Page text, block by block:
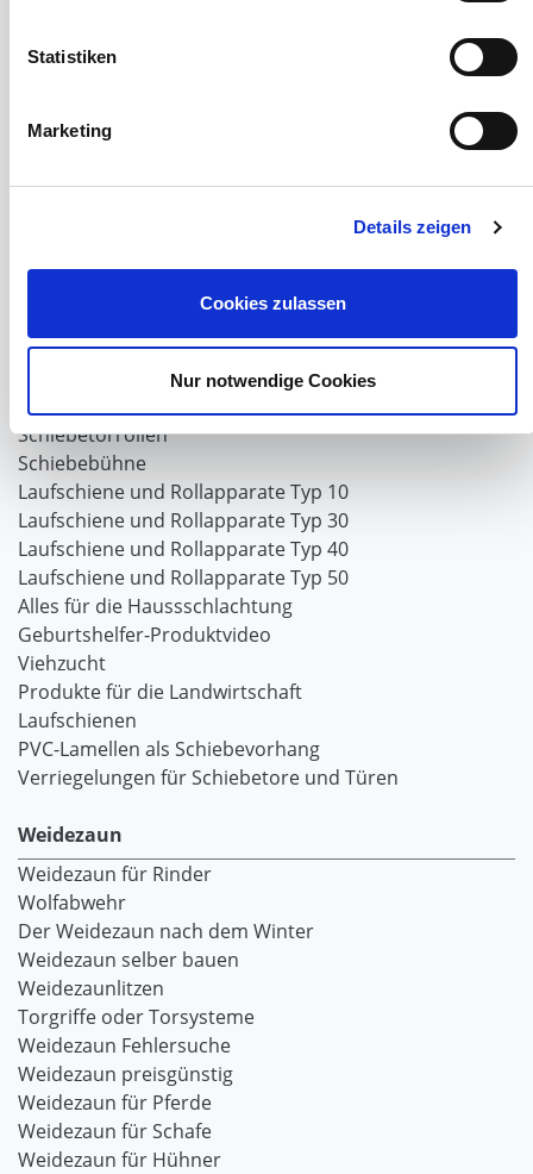
Statistiken
Marketing
Details zeigen
Cookies zulassen
Nur notwendige Cookies
SIMAtex-Windschutznetze
Hof- und Stall
Schiebetorsets
Winter und Landwirtschaft
Windschutznetz für Pferdestall
FAQ Schiebetorbau
Schiebetor selbst bauen
Schiebetorrollen
Schiebebühne
Laufschiene und Rollapparate Typ 10
Laufschiene und Rollapparate Typ 30
Laufschiene und Rollapparate Typ 40
Laufschiene und Rollapparate Typ 50
Alles für die Haussschlachtung
Geburtshelfer-Produktvideo
Viehzucht
Produkte für die Landwirtschaft
Laufschienen
PVC-Lamellen als Schiebevorhang
Verriegelungen für Schiebetore und Türen
Weidezaun
Weidezaun für Rinder
Wolfabwehr
Der Weidezaun nach dem Winter
Weidezaun selber bauen
Weidezaunlitzen
Torgriffe oder Torsysteme
Weidezaun Fehlersuche
Weidezaun preisgünstig
Weidezaun für Pferde
Weidezaun für Schafe
Weidezaun für Hühner